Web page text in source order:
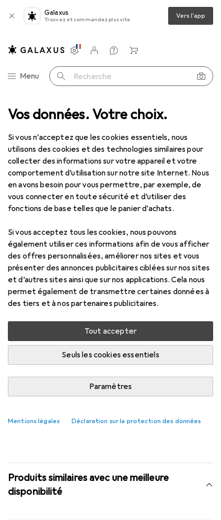
Vos données. Votre choix.
Si vous n’acceptez que les cookies essentiels, nous
utilisons des cookies et des technologies similaires pour
collecter des informations sur votre appareil et votre
comportement d’utilisation sur notre site Internet. Nous
en avons besoin pour vous permettre, par exemple, de
vous connecter en toute sécurité et d’utiliser des
fonctions de base telles que le panier d’achats.
Si vous acceptez tous les cookies, nous pouvons
également utiliser ces informations afin de vous afficher
des offres personnalisées, améliorer nos sites et vous
présenter des annonces publicitaires ciblées sur nos sites
et d’autres sites ainsi que sur nos applications. Cela nous
permet également de transmettre certaines données à
des tiers et à nos partenaires publicitaires.
Tout accepter
Seuls les cookies essentiels
Paramètres
Mentions légales Déclaration sur la protection des données
Galaxus
Trouvez et commandez plus vite Vers l'app
Navigation par catégorie
Menu Recherche
Paramètres
Compte client
Listes de comparaison
Listes d'envies
Panier
Médias Livres Manuels scolaires Ich komme in die Schule
3 images
Ich komme in die Schule
Allemand, Heiner Mueller, 2009
EUR
26,95
7
Évaluations
Plus de produits Lük
Livré entre ven, 14/8 et mar, 18/8
M'informer si le produit est disponible plus tôt
Ajouter au panier
Livraison gratuite à partir de 39,–
Produits similaires avec une meilleure
disponibilité